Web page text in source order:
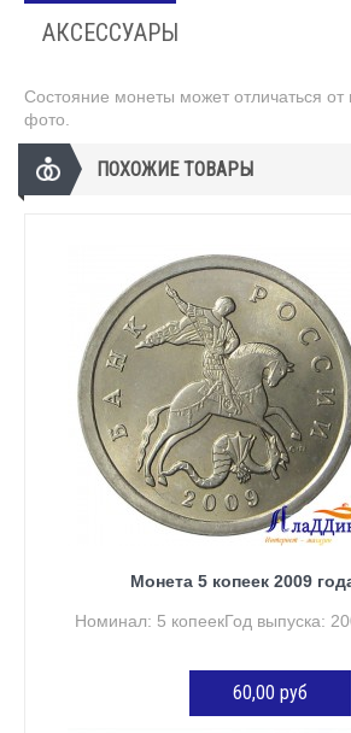
АКСЕССУАРЫ
Состояние монеты может отличаться от
фото.
ПОХОЖИЕ ТОВАРЫ
Монета 5 копеек 2009
Номинал: 5 копеекГод выпуска:
60,00 руб